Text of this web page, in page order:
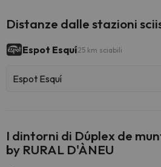
Distanze dalle stazioni
Espot Esquí25 km sciabili
Espot Esquí
I dintorni di Dúplex de
by RURAL D'ÀNEU